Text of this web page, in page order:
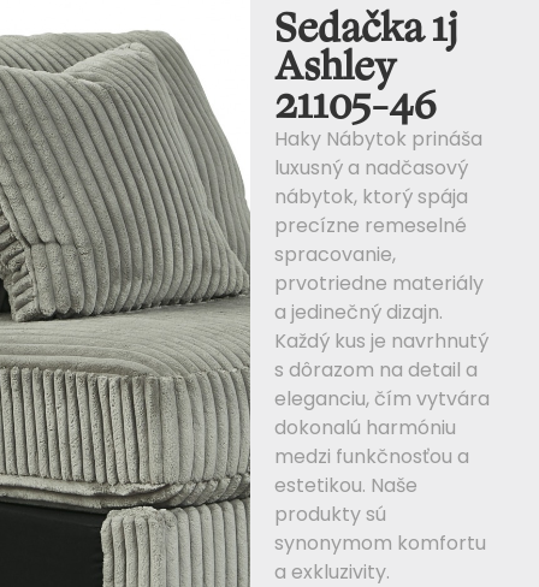
Sedačka 1j
Ashley
21105-46
Haky Nábytok prináša
luxusný a nadčasový
nábytok, ktorý spája
precízne remeselné
spracovanie,
prvotriedne materiály
a jedinečný dizajn.
Každý kus je navrhnutý
s dôrazom na detail a
eleganciu, čím vytvára
dokonalú harmóniu
medzi funkčnosťou a
estetikou. Naše
produkty sú
synonymom komfortu
a exkluzivity.